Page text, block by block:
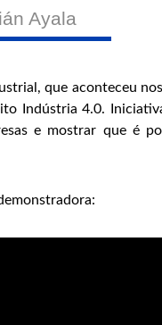
Ayala
que aconteceu
Indústria 4.0.
e mostrar que é